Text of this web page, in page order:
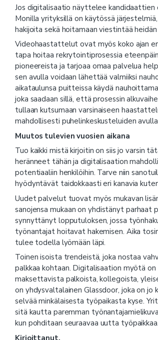
Jos digitalisaatio näyttelee kandidaattien
Monilla yrityksillä on käytössä
hakijoita sekä hoitamaan viestintää heidän
Videohaastattelut ovat myös koko ajan
tapa hoitaa rekrytointiprosessia
pioneereista ja tarjoaa omaa palvelua
sen avulla voidaan lähettää valmiiksi
aikataulunsa puitteissa käydä
joka saadaan sillä, että prosessin
tullaan kutsumaan varsinaiseen
mahdollisesti puhelinkeskusteluiden
Muutos tulevien vuosien aikana
Tuo kaikki mistä kirjoitin on siis jo varsin
heränneet tähän ja digitalisaation
potentiaaliin henkilöihin. Tarve niin
hyödyntävät taidokkaasti eri kanavia
Uudet palvelut tuovat myös mukavan
sanojensa mukaan on yhdistänyt parhaat
synnyttänyt lopputuloksen, jossa
työnantajat hoitavat hakemisen. Aika
tulee todella lyömään läpi.
Toinen isoista trendeistä, joka nostaa
palkkaa kohtaan. Digitalisaation myötä
maksettavista palkoista, kollegoista,
on yhdysvaltalainen Glassdoor, joka on
selvää minkälaisesta työpaikasta kyse.
sitä kautta paremman
kun pohditaan seuraavaa uutta työpaikkaa.
Kirjoittanut,